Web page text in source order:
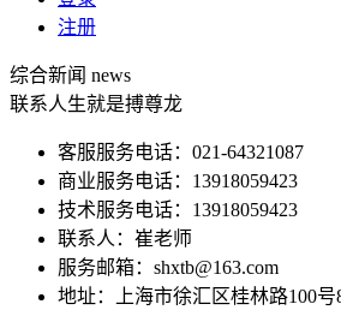
注册
综合新闻 news
联系人生就是搏尊龙
客服服务电话：021-64321087
商业服务电话：13918059423
技术服务电话：13918059423
联系人：崔老师
服务邮箱： shxtb@163.com
地址：上海市徐汇区桂林路100号